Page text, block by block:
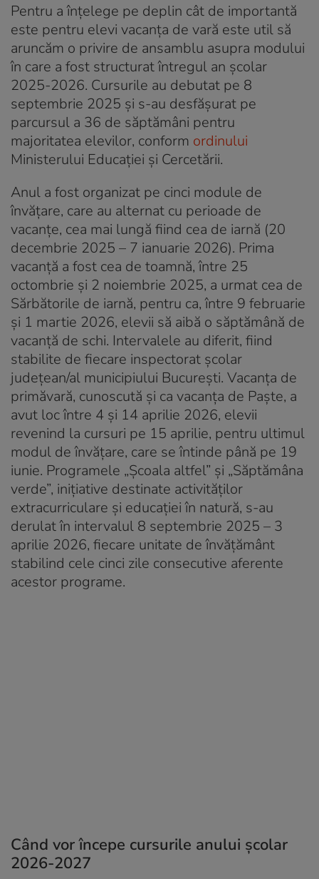
Pentru a înțelege pe deplin cât de importantă
este pentru elevi vacanța de vară este util să
aruncăm o privire de ansamblu asupra modului
în care a fost structurat întregul an școlar
2025-2026. Cursurile au debutat pe 8
septembrie 2025 și s-au desfășurat pe
parcursul a 36 de săptămâni pentru
majoritatea elevilor, conform ordinului
Ministerului Educației și Cercetării.
Anul a fost organizat pe cinci module de
învățare, care au alternat cu perioade de
vacanțe, cea mai lungă fiind cea de iarnă (20
decembrie 2025 – 7 ianuarie 2026). Prima
vacanță a fost cea de toamnă, între 25
octombrie și 2 noiembrie 2025, a urmat cea de
Sărbătorile de iarnă, pentru ca, între 9 februarie
și 1 martie 2026, elevii să aibă o săptămână de
vacanță de schi. Intervalele au diferit, fiind
stabilite de fiecare inspectorat școlar
județean/al municipiului București. Vacanța de
primăvară, cunoscută și ca vacanța de Paște, a
avut loc între 4 și 14 aprilie 2026, elevii
revenind la cursuri pe 15 aprilie, pentru ultimul
modul de învățare, care se întinde până pe 19
iunie. Programele „Școala altfel” și „Săptămâna
verde”, inițiative destinate activităților
extracurriculare și educației în natură, s-au
derulat în intervalul 8 septembrie 2025 – 3
aprilie 2026, fiecare unitate de învățământ
stabilind cele cinci zile consecutive aferente
acestor programe.
Când vor începe cursurile anului școlar
2026-2027